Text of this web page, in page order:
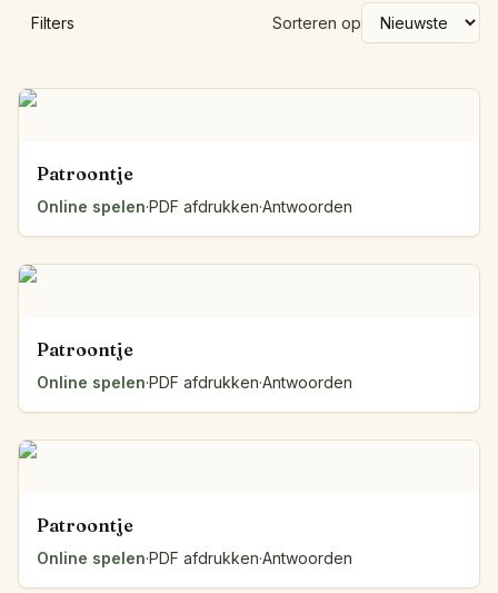
Filters Sorteren op
Patroontje
Online spelen·PDF afdrukken·Antwoorden
Patroontje
Online spelen·PDF afdrukken·Antwoorden
Patroontje
Online spelen·PDF afdrukken·Antwoorden